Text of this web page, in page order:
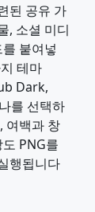
된 공유 가
, 소셜 미디
붙여넣
테마
Dark,
를 선택하
여백과 창
PNG를
행됩니다